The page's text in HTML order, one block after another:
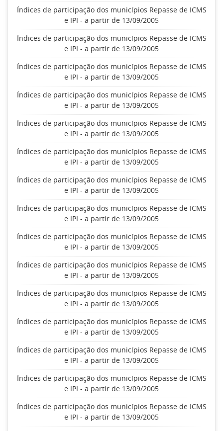
Índices de participação dos municípios Repasse de ICMS
e IPI - a partir de 13/09/2005
Índices de participação dos municípios Repasse de ICMS
e IPI - a partir de 13/09/2005
Índices de participação dos municípios Repasse de ICMS
e IPI - a partir de 13/09/2005
Índices de participação dos municípios Repasse de ICMS
e IPI - a partir de 13/09/2005
Índices de participação dos municípios Repasse de ICMS
e IPI - a partir de 13/09/2005
Índices de participação dos municípios Repasse de ICMS
e IPI - a partir de 13/09/2005
Índices de participação dos municípios Repasse de ICMS
e IPI - a partir de 13/09/2005
Índices de participação dos municípios Repasse de ICMS
e IPI - a partir de 13/09/2005
Índices de participação dos municípios Repasse de ICMS
e IPI - a partir de 13/09/2005
Índices de participação dos municípios Repasse de ICMS
e IPI - a partir de 13/09/2005
Índices de participação dos municípios Repasse de ICMS
e IPI - a partir de 13/09/2005
Índices de participação dos municípios Repasse de ICMS
e IPI - a partir de 13/09/2005
Índices de participação dos municípios Repasse de ICMS
e IPI - a partir de 13/09/2005
Índices de participação dos municípios Repasse de ICMS
e IPI - a partir de 13/09/2005
Índices de participação dos municípios Repasse de ICMS
e IPI - a partir de 13/09/2005